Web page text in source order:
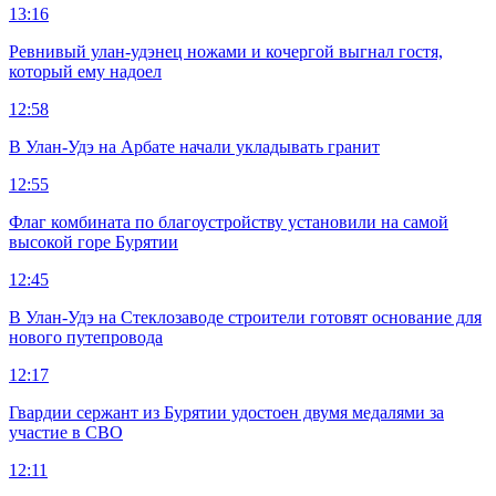
13:16
Ревнивый улан-удэнец ножами и кочергой выгнал гостя,
который ему надоел
12:58
В Улан-Удэ на Арбате начали укладывать гранит
12:55
Флаг комбината по благоустройству установили на самой
высокой горе Бурятии
12:45
В Улан-Удэ на Стеклозаводе строители готовят основание для
нового путепровода
12:17
Гвардии сержант из Бурятии удостоен двумя медалями за
участие в СВО
12:11